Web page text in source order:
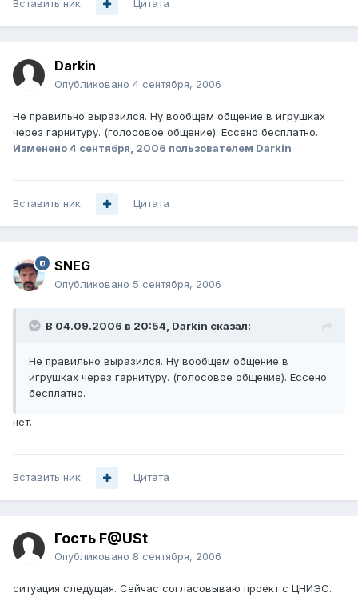
Вставить ник Цитата
Darkin
Опубликовано 4 сентября, 2006
Не правильно выразился. Ну вообщем общение в игрушках
через гарнитуру. (голосовое общение). Ессено бесплатно.
Изменено4 сентября, 2006 пользователем Darkin
Вставить ник Цитата
SNEG
Опубликовано 5 сентября, 2006
В 04.09.2006 в 20:54, Darkin сказал:
Не правильно выразился. Ну вообщем общение в
игрушках через гарнитуру. (голосовое общение). Ессено
бесплатно.
нет.
Вставить ник Цитата
Гость F@USt
Опубликовано 8 сентября, 2006
ситуация следущая. Сейчас согласовываю проект с ЦНИЭС.